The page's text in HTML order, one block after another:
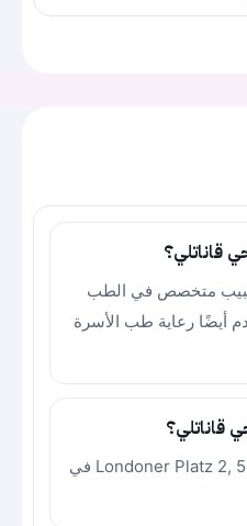
قاناتلي؟
متخصص في الطب
أيضًا رعاية طب الأسرة
قاناتلي؟
تقع العيادة في Londoner Platz 2, 50765 Köln في